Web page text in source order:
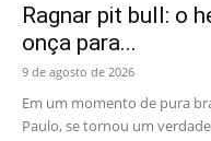
Ragnar pit bull: o
onça para...
9 de agosto de 2026
Em um momento de pura
Paulo, se tornou um